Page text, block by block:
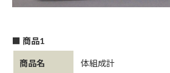
■ 商品1
商品名 体組成計